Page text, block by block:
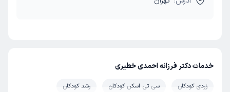
خدمات دکتر فرزانه احمدی خطیری
زردی کودکان سی تی اسکن کودکان
رشد کودکان